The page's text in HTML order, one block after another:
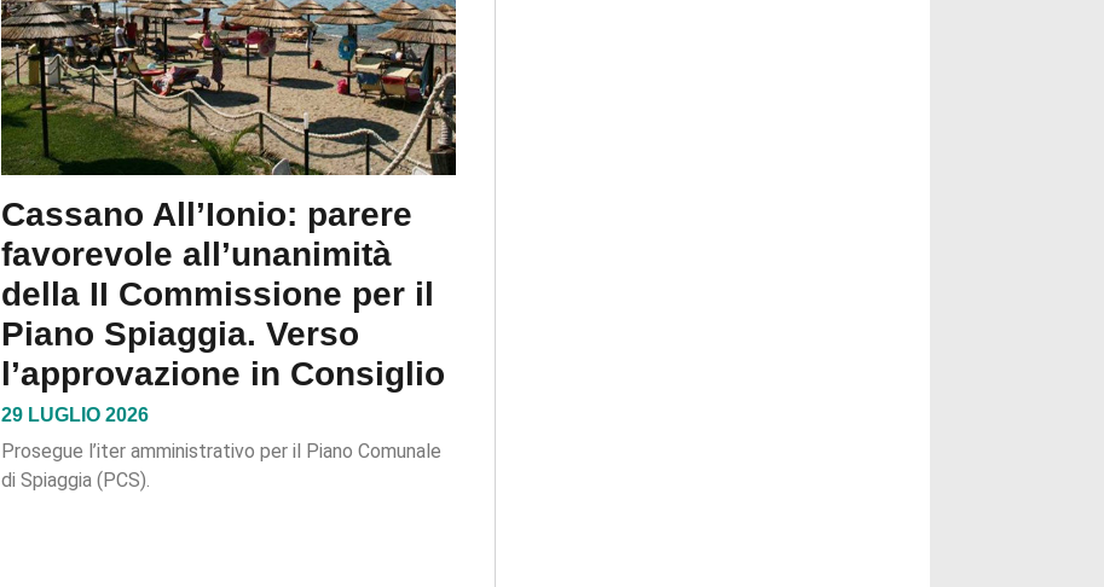
Cassano All’Ionio: parere
favorevole all’unanimità
della II Commissione per il
Piano Spiaggia. Verso
l’approvazione in Consiglio
29 LUGLIO 2026
Prosegue l’iter amministrativo per il Piano Comunale
di Spiaggia (PCS).